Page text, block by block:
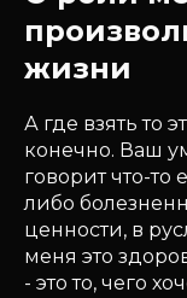
жизни
А где взять то
конечно. Ваш
говорит что-
либо
ценности, в
меня это
- это то, чего